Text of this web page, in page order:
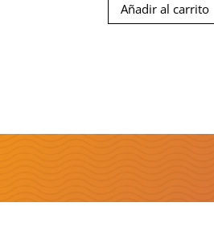
original
Añadir al carrito